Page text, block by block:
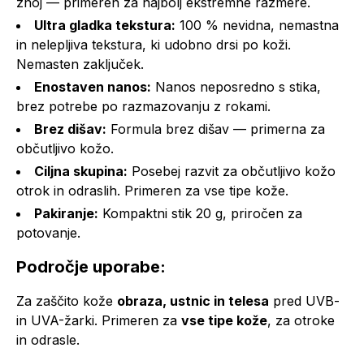
Ultra gladka tekstura: 100 % nevidna, nemastna
in nelepljiva tekstura, ki udobno drsi po koži.
Nemasten zaključek.
Enostaven nanos: Nanos neposredno s stika,
brez potrebe po razmazovanju z rokami.
Brez dišav: Formula brez dišav — primerna za
občutljivo kožo.
Ciljna skupina: Posebej razvit za občutljivo kožo
otrok in odraslih. Primeren za vse tipe kože.
Pakiranje: Kompaktni stik 20 g, priročen za
potovanje.
Področje uporabe:
Za zaščito kože obraza, ustnic in telesa pred UVB-
in UVA-žarki. Primeren za vse tipe kože, za otroke
in odrasle.